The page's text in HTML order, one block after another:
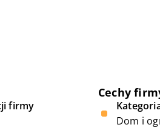
firmy
Cechy
Dom i